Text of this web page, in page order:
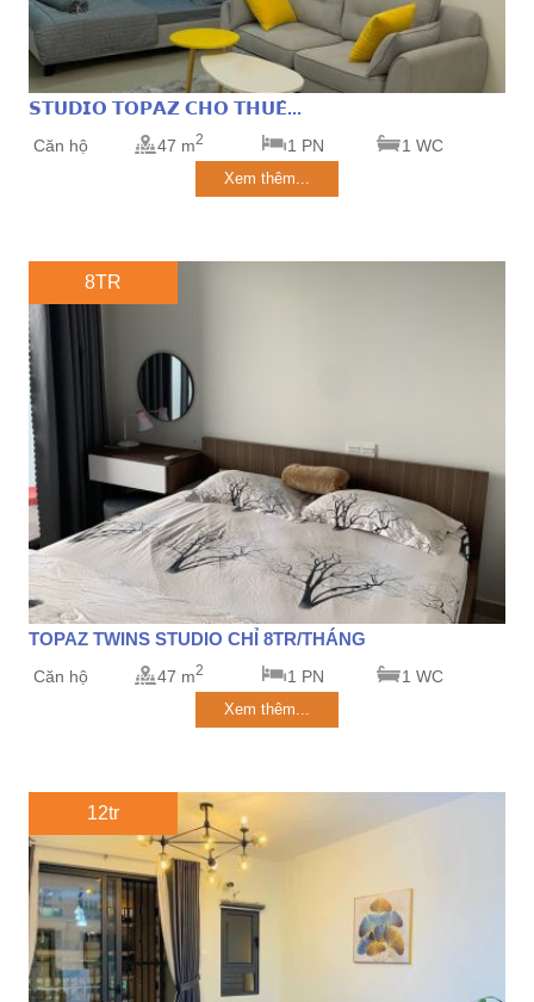
𝗦𝗧𝗨𝗗𝗜𝗢 𝗧𝗢𝗣𝗔𝗭 𝗖𝗛𝗢 𝗧𝗛𝗨𝗘̂...
Căn hộ 47 m2 1 PN 1 WC
Xem thêm...
8TR
TOPAZ TWINS STUDIO CHỈ 8TR/THÁNG
Căn hộ 47 m2 1 PN 1 WC
Xem thêm...
12tr